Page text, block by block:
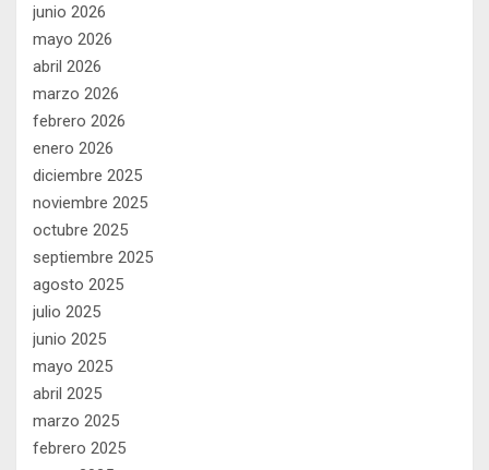
junio 2026
mayo 2026
abril 2026
marzo 2026
febrero 2026
enero 2026
diciembre 2025
noviembre 2025
octubre 2025
septiembre 2025
agosto 2025
julio 2025
junio 2025
mayo 2025
abril 2025
marzo 2025
febrero 2025